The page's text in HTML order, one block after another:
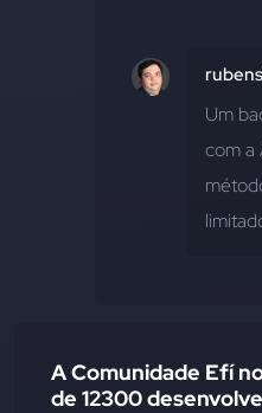
Um
com a
A Comunidade Efí
de 12300